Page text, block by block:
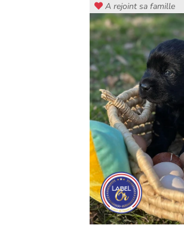
A rejoint sa famille